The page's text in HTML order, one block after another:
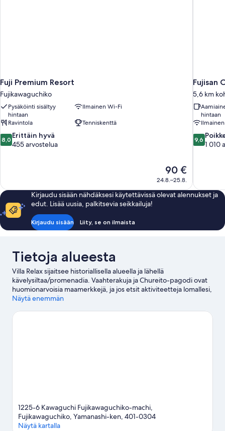
Fuji Premium Resort
Fujikawaguchiko
Pysäköinti sisältyy
hintaan
Ilmainen Wi-Fi
Ravintola
Tenniskenttä
8.0
kautta
arvostelua
8,0 Erittäin hyvä
455 arvostelua
Hinta
on
90 €
24.8.–25.8.
Fujisan
5,6 km
hintaan
9.6
kautta
arvostelua
9,6
1 010
Kirjaudu sisään nähdäksesi käytettävissä olevat alennukset ja
edut. Lisää uusia, palkitsevia seikkailuja!
Kirjaudu sisään Liity, se on ilmaista
Tietoja alueesta
Villa Relax sijaitsee historiallisella alueella ja lähellä
kävelysiltaa/promenadia. Vaahterakuja ja Chureito-pagodi ovat
huomionarvoisia maamerkkejä, ja jos etsit aktiviteetteja lomallesi,
Fuji-vuoren metsäseikkailu on hyvä kohde. Fuji-Q Highland on
kohteeseen Fujikawaguchiko
Näytä enemmän
1225-6 Kawaguchi Fujikawaguchiko-machi,
Fujikawaguchiko, Yamanashi-ken, 401-0304
Näytä kartalla